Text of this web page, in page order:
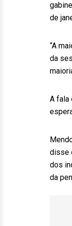
de
“A
da
A fala
disse
dos
da